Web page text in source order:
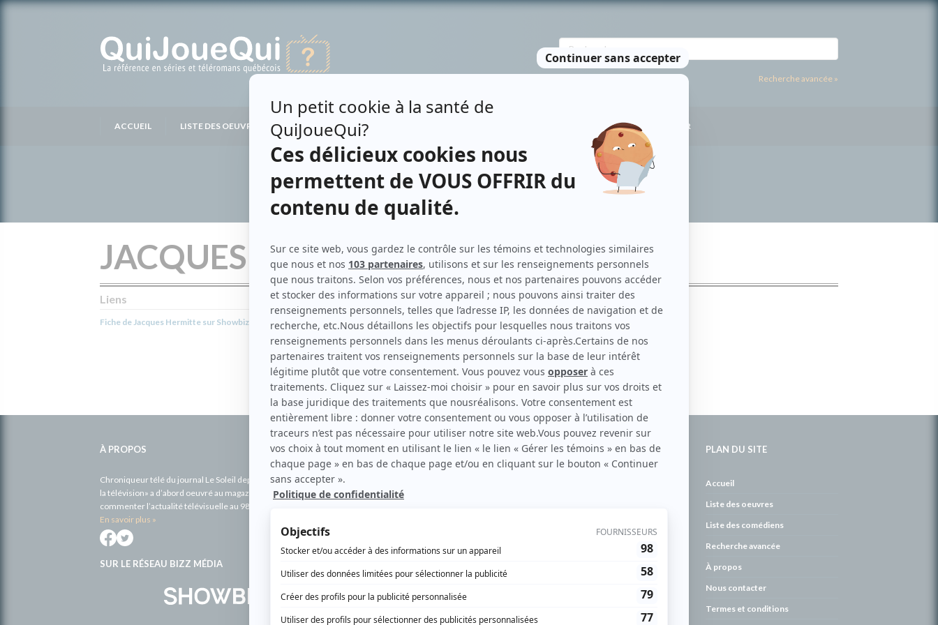
Recherche avancée »
ACCUEIL LISTE DES OEUVRES LISTE DES PERSONNES NOUS CONTACTER
JACQUES HERMITTE
Liens
Fiche de Jacques Hermitte sur Showbizz.net
Personnages
La Révolution française : Les années lumière (Paysan)
À PROPOS
Chroniqueur télé du journal Le Soleil depuis 2001, Richard Therrien carbure à son petit écran. Celui qu’on surnomme parfois «l’encyclopédie de
la télévision» a d’abord oeuvré au magazine TV Hebdo de 1996 à 2001. Sa spécialité: la télé québécoise. On peut l’entendre régulièrement
commenter l’actualité télévisuelle au 98,5.
En savoir plus »
SUR LE RÉSEAU BIZZ MÉDIA
PLAN DU SITE
Accueil
Liste des oeuvres
Liste des comédiens
Recherche avancée
À propos
Nous contacter
Termes et conditions